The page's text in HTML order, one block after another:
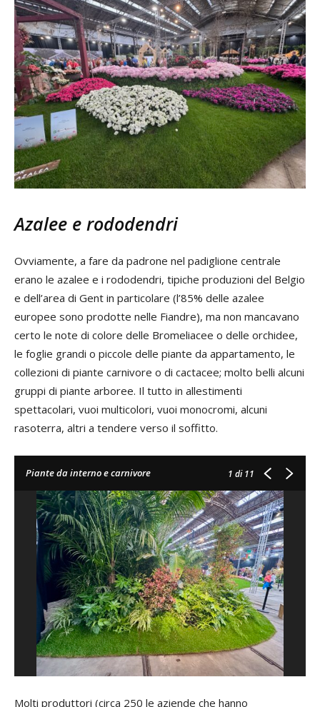
Azalee e rododendri
Ovviamente, a fare da padrone nel padiglione centrale
erano le azalee e i rododendri, tipiche produzioni del Belgio
e dell’area di Gent in particolare (l’85% delle azalee
europee sono prodotte nelle Fiandre), ma non mancavano
certo le note di colore delle Bromeliacee o delle orchidee,
le foglie grandi o piccole delle piante da appartamento, le
collezioni di piante carnivore o di cactacee; molto belli alcuni
gruppi di piante arboree. Il tutto in allestimenti
spettacolari, vuoi multicolori, vuoi monocromi, alcuni
rasoterra, altri a tendere verso il soffitto.
Piante da interno e carnivore 1 di 11
Molti produttori (circa 250 le aziende che hanno